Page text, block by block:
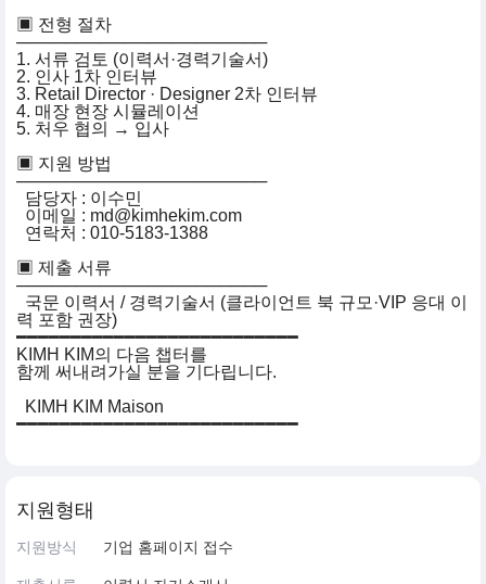
▣ 전형 절차
─────────────────────
1. 서류 검토 (이력서·경력기술서)
2. 인사 1차 인터뷰
3. Retail Director · Designer 2차 인터뷰
4. 매장 현장 시뮬레이션
5. 처우 협의 → 입사
▣ 지원 방법
─────────────────────
담당자 : 이수민
이메일 : md@kimhekim.com
연락처 : 010-5183-1388
▣ 제출 서류
─────────────────────
국문 이력서 / 경력기술서 (클라이언트 북 규모·VIP 응대 이
력 포함 권장)
━━━━━━━━━━━━━━━━━━━━━━━━━━
KIMH KIM의 다음 챕터를
함께 써내려가실 분을 기다립니다.
KIMH KIM Maison
━━━━━━━━━━━━━━━━━━━━━━━━━━
지원형태
지원방식 기업 홈페이지 접수